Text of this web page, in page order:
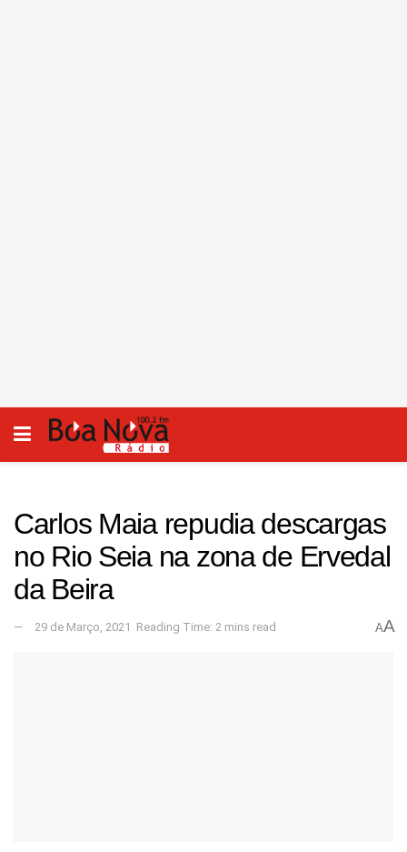
Carlos Maia repudia descargas
no Rio Seia na zona de Ervedal
da Beira
29 de Março, 2021 Reading Time: 2 mins read AA